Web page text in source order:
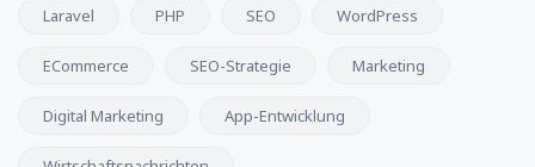
Laravel PHP SEO WordPress
ECommerce SEO-Strategie Marketing
Digital Marketing App-Entwicklung